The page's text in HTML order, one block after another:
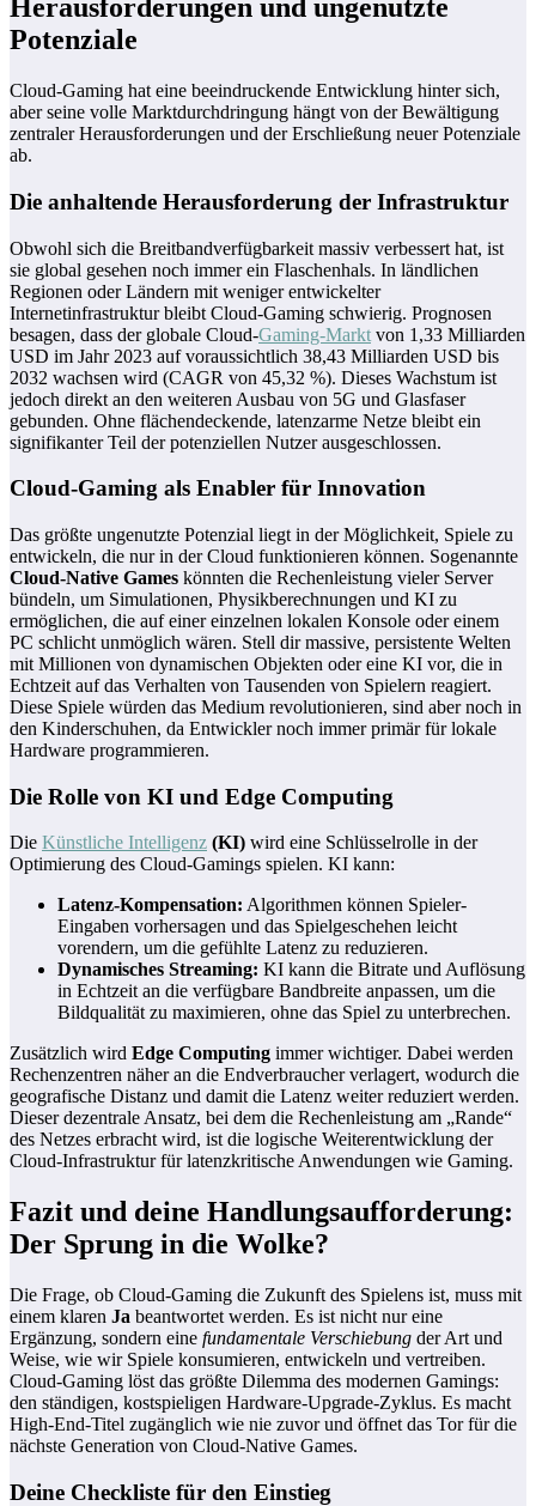
Herausforderungen und ungenutzte
Potenziale
Cloud-Gaming hat eine beeindruckende Entwicklung hinter sich,
aber seine volle Marktdurchdringung hängt von der Bewältigung
zentraler Herausforderungen und der Erschließung neuer Potenziale
ab.
Die anhaltende Herausforderung der Infrastruktur
Obwohl sich die Breitbandverfügbarkeit massiv verbessert hat, ist
sie global gesehen noch immer ein Flaschenhals. In ländlichen
Regionen oder Ländern mit weniger entwickelter
Internetinfrastruktur bleibt Cloud-Gaming schwierig. Prognosen
besagen, dass der globale Cloud-Gaming-Markt von 1,33 Milliarden
USD im Jahr 2023 auf voraussichtlich 38,43 Milliarden USD bis
2032 wachsen wird (CAGR von 45,32 %). Dieses Wachstum ist
jedoch direkt an den weiteren Ausbau von 5G und Glasfaser
gebunden. Ohne flächendeckende, latenzarme Netze bleibt ein
signifikanter Teil der potenziellen Nutzer ausgeschlossen.
Cloud-Gaming als Enabler für Innovation
Das größte ungenutzte Potenzial liegt in der Möglichkeit, Spiele zu
entwickeln, die nur in der Cloud funktionieren können. Sogenannte
Cloud-Native Games könnten die Rechenleistung vieler Server
bündeln, um Simulationen, Physikberechnungen und KI zu
ermöglichen, die auf einer einzelnen lokalen Konsole oder einem
PC schlicht unmöglich wären. Stell dir massive, persistente Welten
mit Millionen von dynamischen Objekten oder eine KI vor, die in
Echtzeit auf das Verhalten von Tausenden von Spielern reagiert.
Diese Spiele würden das Medium revolutionieren, sind aber noch in
den Kinderschuhen, da Entwickler noch immer primär für lokale
Hardware programmieren.
Die Rolle von KI und Edge Computing
Die Künstliche Intelligenz (KI) wird eine Schlüsselrolle in der
Optimierung des Cloud-Gamings spielen. KI kann:
Latenz-Kompensation: Algorithmen können Spieler-
Eingaben vorhersagen und das Spielgeschehen leicht
vorendern, um die gefühlte Latenz zu reduzieren.
Dynamisches Streaming: KI kann die Bitrate und Auflösung
in Echtzeit an die verfügbare Bandbreite anpassen, um die
Bildqualität zu maximieren, ohne das Spiel zu unterbrechen.
Zusätzlich wird Edge Computing immer wichtiger. Dabei werden
Rechenzentren näher an die Endverbraucher verlagert, wodurch die
geografische Distanz und damit die Latenz weiter reduziert werden.
Dieser dezentrale Ansatz, bei dem die Rechenleistung am „Rande“
des Netzes erbracht wird, ist die logische Weiterentwicklung der
Cloud-Infrastruktur für latenzkritische Anwendungen wie Gaming.
Fazit und deine Handlungsaufforderung:
Der Sprung in die Wolke?
Die Frage, ob Cloud-Gaming die Zukunft des Spielens ist, muss mit
einem klaren Ja beantwortet werden. Es ist nicht nur eine
Ergänzung, sondern eine fundamentale Verschiebung der Art und
Weise, wie wir Spiele konsumieren, entwickeln und vertreiben.
Cloud-Gaming löst das größte Dilemma des modernen Gamings:
den ständigen, kostspieligen Hardware-Upgrade-Zyklus. Es macht
High-End-Titel zugänglich wie nie zuvor und öffnet das Tor für die
nächste Generation von Cloud-Native Games.
Deine Checkliste für den Einstieg